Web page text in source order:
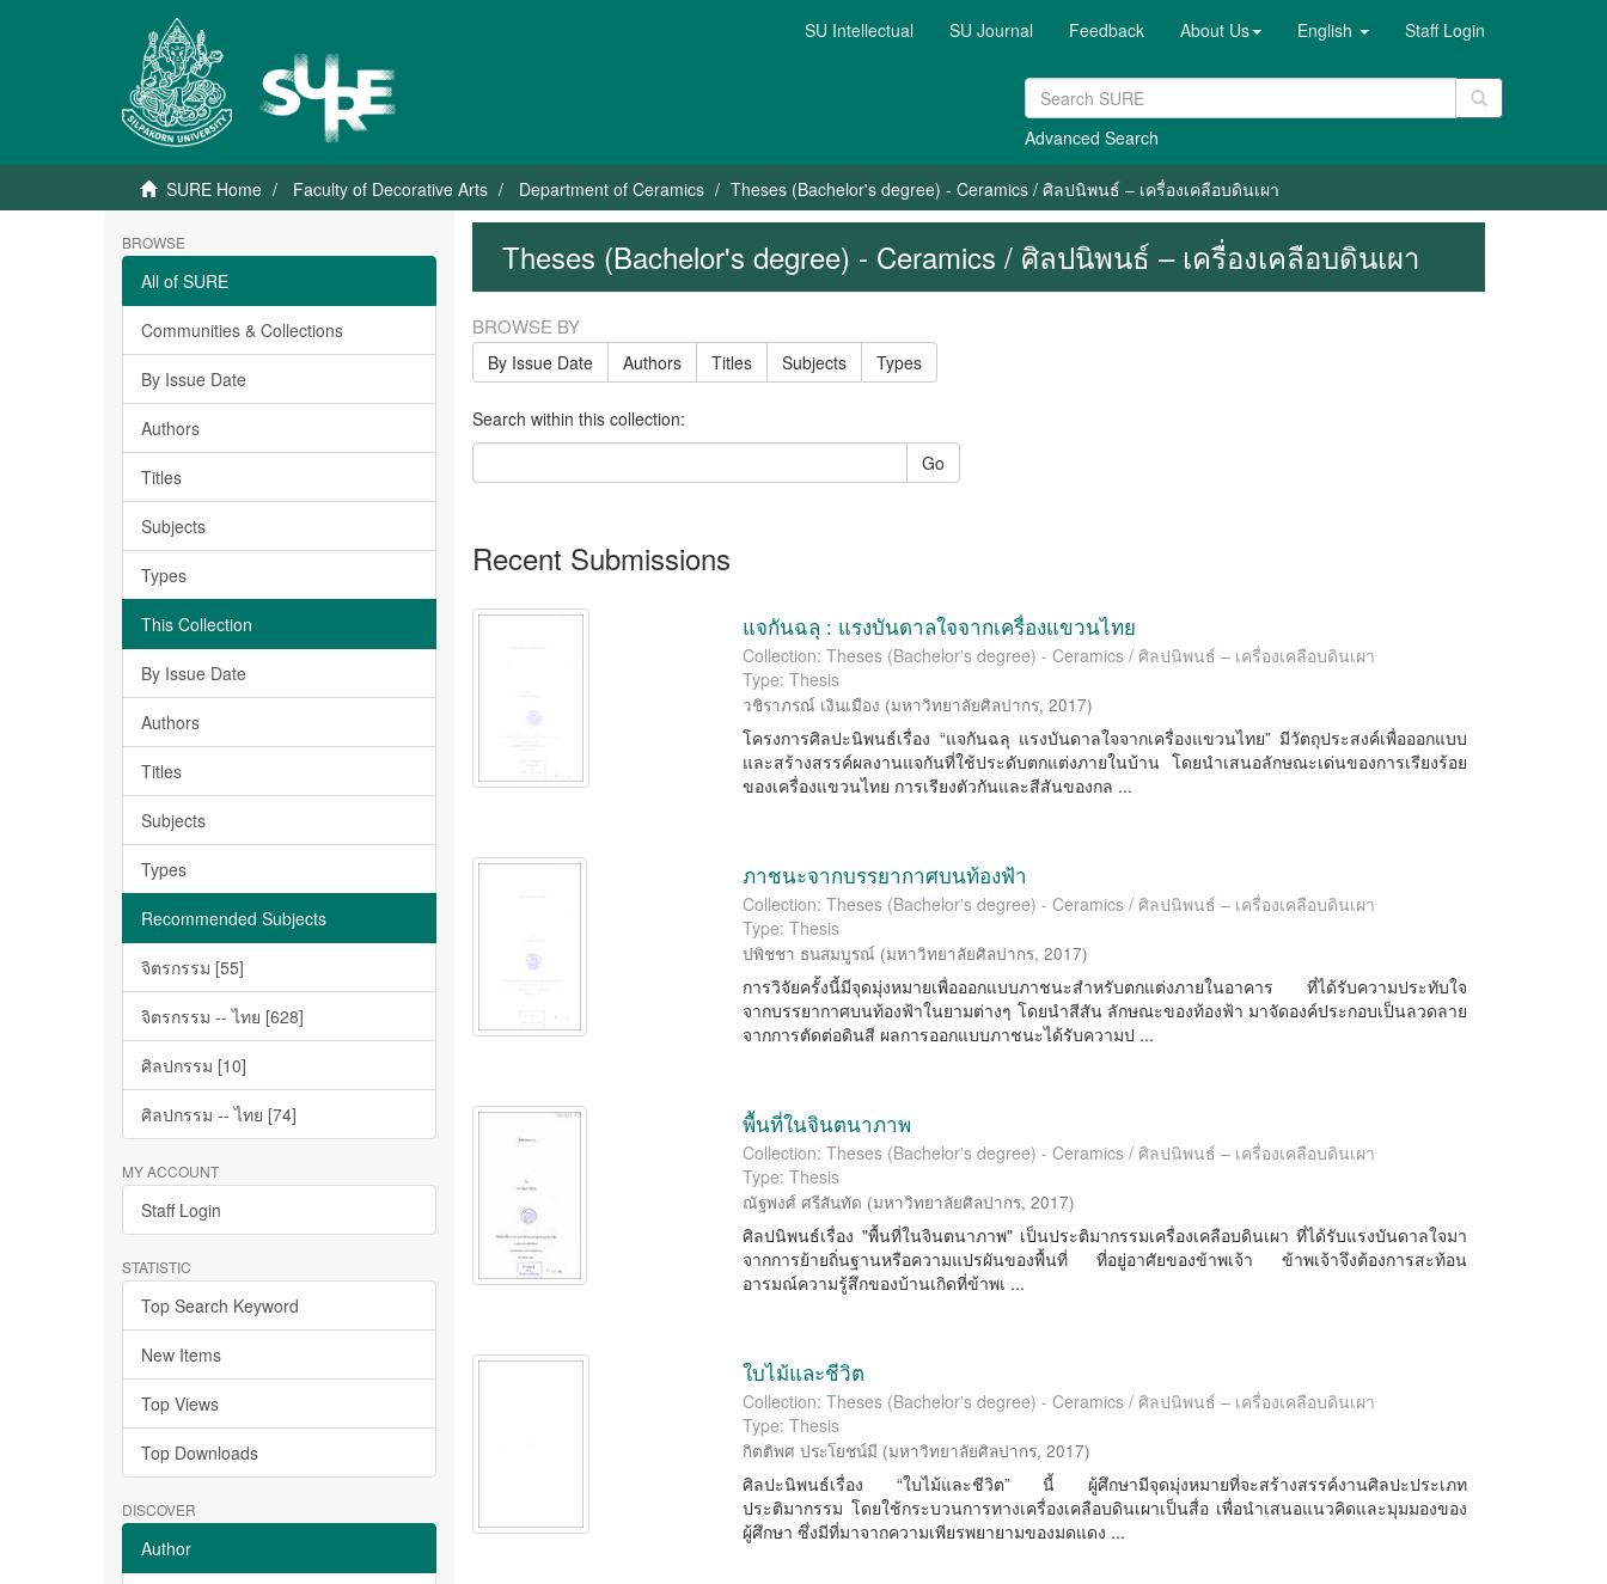
SU Intellectual SU Journal Feedback About Us English Staff Login
Advanced Search
SURE Home Faculty of Decorative Arts Department of Ceramics Theses (Bachelor's degree) - Ceramics / ศิลปนิพนธ์ – เครื่องเคลือบดินเผา
BROWSE
All of SURE
Communities & Collections
By Issue Date
Authors
Titles
Subjects
Types
This Collection
By Issue Date
Authors
Titles
Subjects
Types
Recommended Subjects
จิตรกรรม [55]
จิตรกรรม -- ไทย [628]
ศิลปกรรม [10]
ศิลปกรรม -- ไทย [74]
MY ACCOUNT
Staff Login
STATISTIC
Top Search Keyword
New Items
Top Views
Top Downloads
DISCOVER
Author
Theses (Bachelor's degree) - Ceramics / ศิลปนิพนธ์ – เครื่องเคลือบดินเผา
BROWSE BY
By Issue Date Authors Titles Subjects Types
Search within this collection:
Go
Recent Submissions
แจกันฉลุ : แรงบันดาลใจจากเครื่องแขวนไทย
Collection: Theses (Bachelor's degree) - Ceramics / ศิลปนิพนธ์ – เครื่องเคลือบดินเผา
Type: Thesis
วชิราภรณ์ เงินเมือง (มหาวิทยาลัยศิลปากร,2017)
โครงการศิลปะนิพนธ์เรื่อง “แจกันฉลุ แรงบันดาลใจจากเครื่องแขวนไทย” มีวัตถุประสงค์เพื่อออกแบบ
และสร้างสรรค์ผลงานแจกันที่ใช้ประดับตกแต่งภายในบ้าน โดยนำเสนอลักษณะเด่นของการเรียงร้อย
ของเครื่องแขวนไทย การเรียงตัวกันและสีสันของกล ...
ภาชนะจากบรรยากาศบนท้องฟ้า
Collection: Theses (Bachelor's degree) - Ceramics / ศิลปนิพนธ์ – เครื่องเคลือบดินเผา
Type: Thesis
ปพิชชา ธนสมบูรณ์ (มหาวิทยาลัยศิลปากร,2017)
การวิจัยครั้งนี้มีจุดมุ่งหมายเพื่อออกแบบภาชนะสำหรับตกแต่งภายในอาคาร ที่ได้รับความประทับใจ
จากบรรยากาศบนท้องฟ้าในยามต่างๆ โดยนำสีสัน ลักษณะของท้องฟ้า มาจัดองค์ประกอบเป็นลวดลาย
จากการตัดต่อดินสี ผลการออกแบบภาชนะได้รับความป ...
พื้นที่ในจินตนาภาพ
Collection: Theses (Bachelor's degree) - Ceramics / ศิลปนิพนธ์ – เครื่องเคลือบดินเผา
Type: Thesis
ณัฐพงศ์ ศรีสันทัด (มหาวิทยาลัยศิลปากร,2017)
ศิลปนิพนธ์เรื่อง "พื้นที่ในจินตนาภาพ" เป็นประติมากรรมเครื่องเคลือบดินเผา ที่ได้รับแรงบันดาลใจมา
จากการย้ายถิ่นฐานหรือความแปรผันของพื้นที่ ที่อยู่อาศัยของข้าพเจ้า ข้าพเจ้าจึงต้องการสะท้อน
อารมณ์ความรู้สึกของบ้านเกิดที่ข้าพเ ...
ใบไม้และชีวิต
Collection: Theses (Bachelor's degree) - Ceramics / ศิลปนิพนธ์ – เครื่องเคลือบดินเผา
Type: Thesis
กิตติพศ ประโยชน์มี (มหาวิทยาลัยศิลปากร,2017)
ศิลปะนิพนธ์เรื่อง “ใบไม้และชีวิต” นี้ ผู้ศึกษามีจุดมุ่งหมายที่จะสร้างสรรค์งานศิลปะประเภท
ประติมากรรม โดยใช้กระบวนการทางเครื่องเคลือบดินเผาเป็นสื่อ เพื่อนำเสนอแนวคิดและมุมมองของ
ผู้ศึกษา ซึ่งมีที่มาจากความเพียรพยายามของมดแดง ...